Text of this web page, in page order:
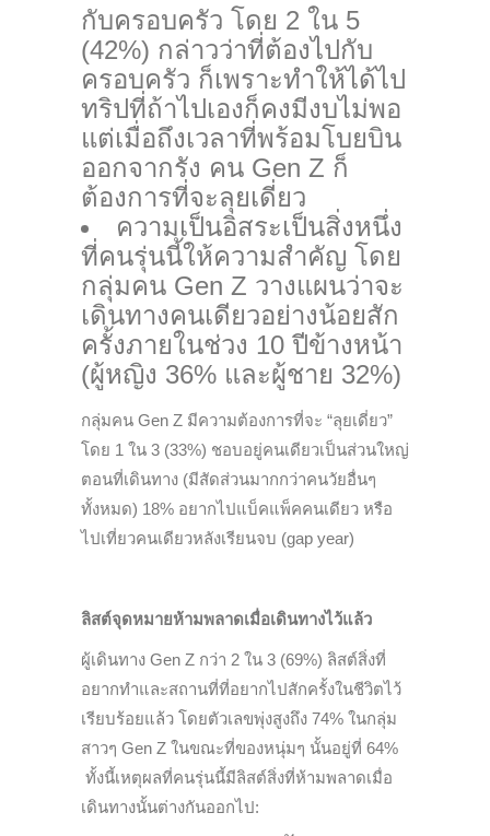
กับครอบครัว โดย 2 ใน 5
(42%) กล่าวว่าที่ต้องไปกับ
ครอบครัว ก็เพราะทำให้ได้ไป
ทริปที่ถ้าไปเองก็คงมีงบไม่พอ
แต่เมื่อถึงเวลาที่พร้อมโบยบิน
ออกจากรัง คน Gen Z ก็
ต้องการที่จะลุยเดี่ยว
ความเป็นอิสระเป็นสิ่งหนึ่ง
ที่คนรุ่นนี้ให้ความสำคัญ โดย
กลุ่มคน Gen Z วางแผนว่าจะ
เดินทางคนเดียวอย่างน้อยสัก
ครั้งภายในช่วง 10 ปีข้างหน้า
(ผู้หญิง 36% และผู้ชาย 32%)
กลุ่มคน Gen Z มีความต้องการที่จะ “ลุยเดี่ยว”
โดย 1 ใน 3 (33%) ชอบอยู่คนเดียวเป็นส่วนใหญ่
ตอนที่เดินทาง (มีสัดส่วนมากกว่าคนวัยอื่นๆ
ทั้งหมด) 18% อยากไปแบ็คแพ็คคนเดียว หรือ
ไปเที่ยวคนเดียวหลังเรียนจบ (gap year)
ลิสต์จุดหมายห้ามพลาดเมื่อเดินทางไว้แล้ว
ผู้เดินทาง Gen Z กว่า 2 ใน 3 (69%) ลิสต์สิ่งที่
อยากทำและสถานที่ที่อยากไปสักครั้งในชีวิตไว้
เรียบร้อยแล้ว โดยตัวเลขพุ่งสูงถึง 74% ในกลุ่ม
สาวๆ Gen Z ในขณะที่ของหนุ่มๆ นั้นอยู่ที่ 64%
ทั้งนี้เหตุผลที่คนรุ่นนี้มีลิสต์สิ่งที่ห้ามพลาดเมื่อ
เดินทางนั้นต่างกันออกไป: